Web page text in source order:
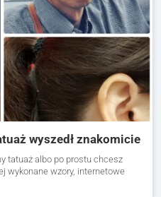
wyszedł znakomicie
tatuaż albo po prostu chcesz
wykonane wzory, internetowe